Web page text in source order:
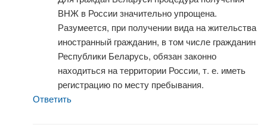
ВНЖ в России значительно упрощена.
Разумеется, при получении вида на жительства
иностранный гражданин, в том числе гражданин
Республики Беларусь, обязан законно
находиться на территории России, т. е. иметь
регистрацию по месту пребывания.
Ответить